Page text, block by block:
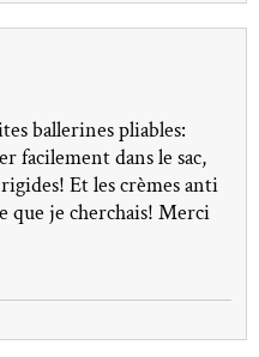
ballerines pliables:
facilement dans le sac,
Et les crèmes anti
que je cherchais! Merci